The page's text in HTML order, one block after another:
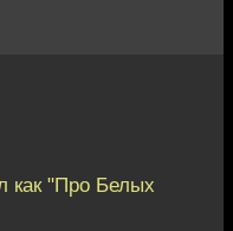
как "Про Белых